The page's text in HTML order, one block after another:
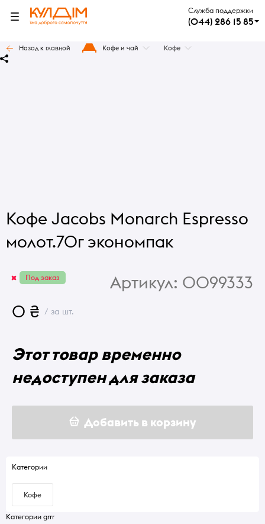
Служба поддержки
(044) 286 15 85
Назад к главной Кофе и чай Кофе
Кофе Jacobs Monarch Espresso
молот.70г экономпак
Под заказ Артикул: 0099333
0 ₴ / за шт.
Этот товар временно
недоступен для заказа
Добавить в корзину
Категории
Кофе
Категории grrr